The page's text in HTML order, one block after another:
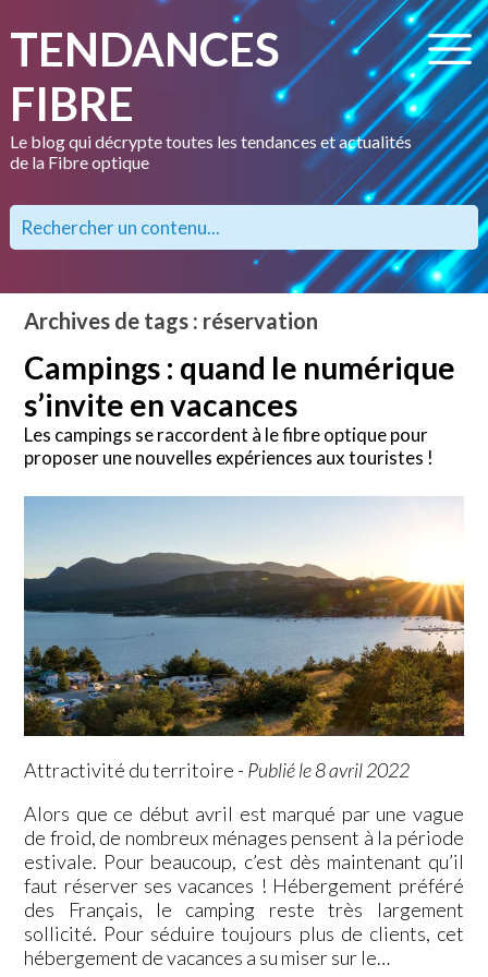
TENDANCES
FIBRE
Le blog qui décrypte toutes les tendances et actualités
de la Fibre optique
Archives de tags : réservation
Campings : quand le numérique
s’invite en vacances
Les campings se raccordent à le fibre optique pour
proposer une nouvelles expériences aux touristes !
Attractivité du territoire - Publié le 8 avril 2022
Alors que ce début avril est marqué par une vague
de froid, de nombreux ménages pensent à la période
estivale. Pour beaucoup, c’est dès maintenant qu’il
faut réserver ses vacances ! Hébergement préféré
des Français, le camping reste très largement
sollicité. Pour séduire toujours plus de clients, cet
hébergement de vacances a su miser sur le…